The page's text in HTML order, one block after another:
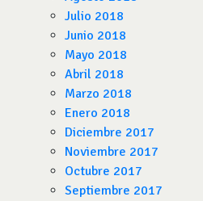
Julio 2018
Junio 2018
Mayo 2018
Abril 2018
Marzo 2018
Enero 2018
Diciembre 2017
Noviembre 2017
Octubre 2017
Septiembre 2017